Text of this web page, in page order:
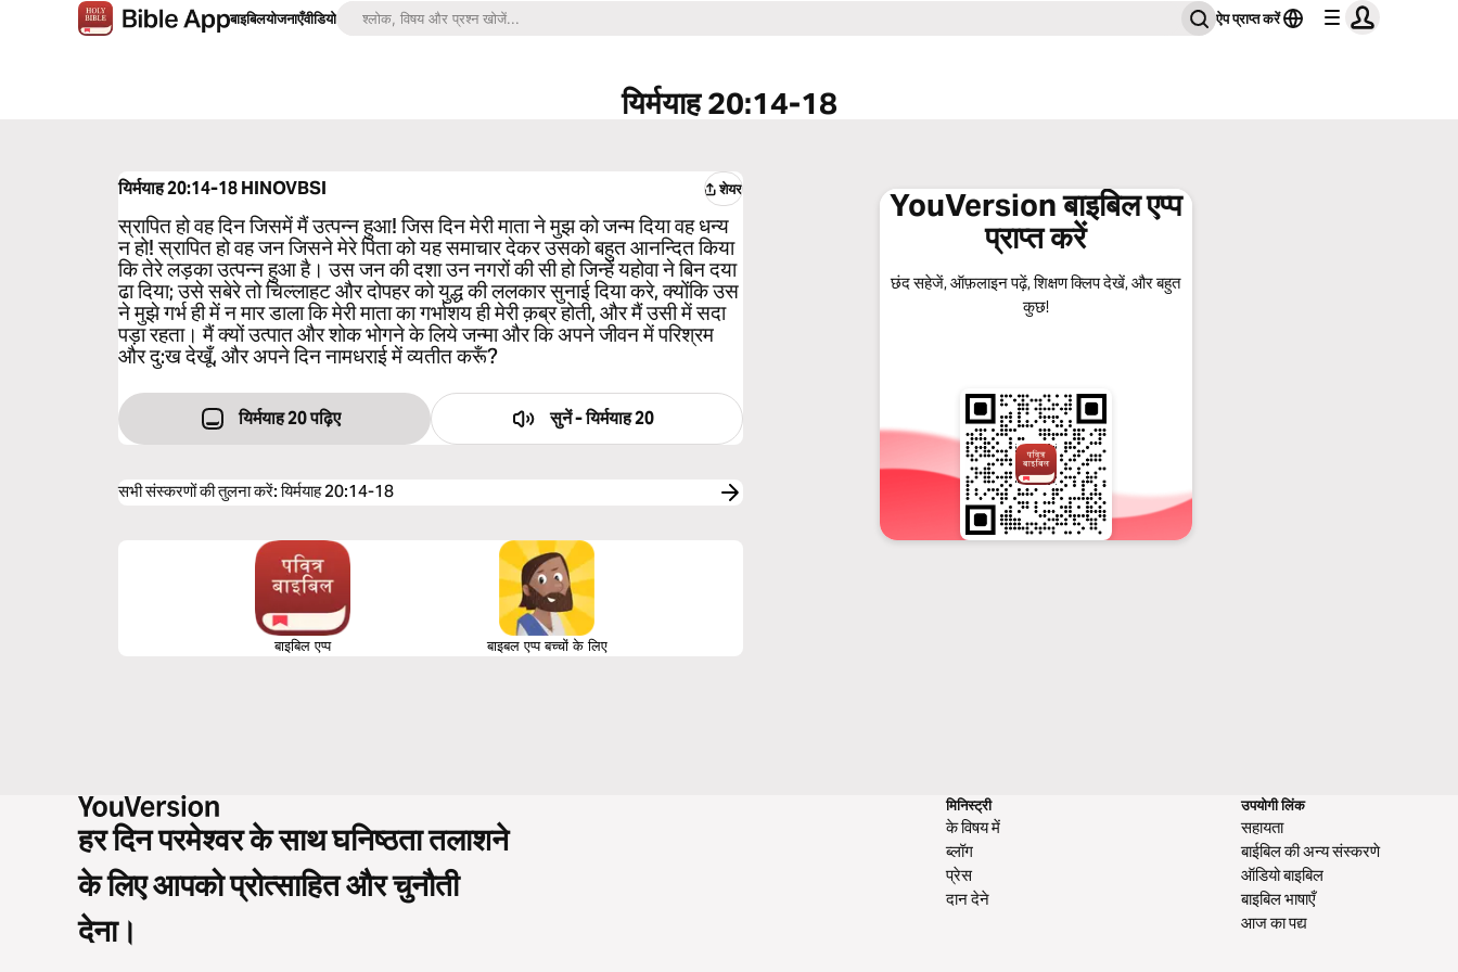
बाइबिलयोजनाएँवीडियो ऐप प्राप्त करें
यिर्मयाह 20:14-18
यिर्मयाह 20:14-18HINOVBSI शेयर
स्रापित हो वह दिन जिसमें मैं उत्पन्न हुआ! जिस दिन मेरी माता ने मुझ को जन्म दिया वह धन्य
न हो! स्रापित हो वह जन जिसने मेरे पिता को यह समाचार देकर उसको बहुत आनन्दित किया
कि तेरे लड़का उत्पन्न हुआ है। उस जन की दशा उन नगरों की सी हो जिन्हें यहोवा ने बिन दया
ढा दिया; उसे सबेरे तो चिल्‍लाहट और दोपहर को युद्ध की ललकार सुनाई दिया करे, क्योंकि उस
ने मुझे गर्भ ही में न मार डाला कि मेरी माता का गर्भाशय ही मेरी क़ब्र होती, और मैं उसी में सदा
पड़ा रहता। मैं क्यों उत्पात और शोक भोगने के लिये जन्मा और कि अपने जीवन में परिश्रम
और दु:ख देखूँ, और अपने दिन नामधराई में व्यतीत करूँ?
यिर्मयाह 20 पढ़िए सुनें -यिर्मयाह 20
सभी संस्करणों की तुलना करें:यिर्मयाह 20:14-18
बाइबिल एप्प बाइबल एप्प बच्चों के लिए
YouVersion बाइबिल एप्प
प्राप्त करें
छंद सहेजें, ऑफ़लाइन पढ़ें, शिक्षण क्लिप देखें, और बहुत
कुछ!
हर दिन परमेश्वर के साथ घनिष्ठता तलाशने
के लिए आपको प्रोत्साहित और चुनौती
देना।
मिनिस्ट्री
के विषय में
ब्लॉग
प्रेस
दान देने
उपयोगी लिंक
सहायता
बाईबिल की अन्य संस्करणे
ऑडियो बाइबिल
बाइबिल भाषाएँ
आज का पद्य